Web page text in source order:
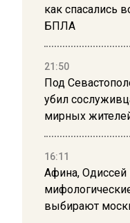
как спасались
БПЛА
21:50
Под
убил
мирных
16:11
Афина, Одиссей
выбирают